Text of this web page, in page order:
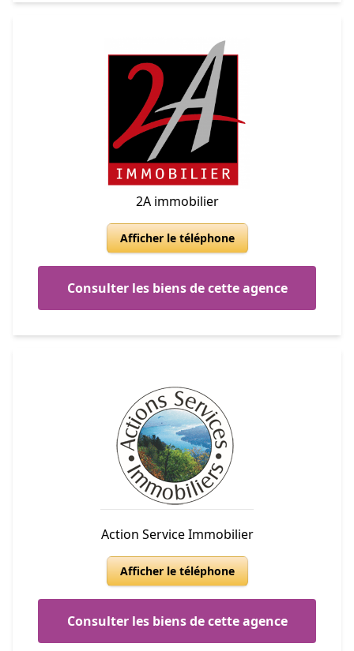
2A immobilier
Afficher le téléphone
Consulter les biens de cette agence
Action Service Immobilier
Afficher le téléphone
Consulter les biens de cette agence